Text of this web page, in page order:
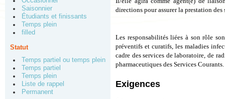
Saisonnier
Étudiants et finissants
Temps plein
filled
Statut
Temps partiel ou temps plein
Temps partiel
Temps plein
Liste de rappel
Permanent
directions pour assurer la prestation
Les responsabilités liées à son rôle
préventifs et curatifs, les maladies
cadre des services de laboratoire, de
pharmaceutiques des Services Courants.
Exigences